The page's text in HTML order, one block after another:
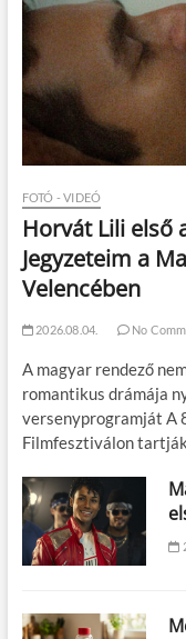
FOTÓ - VIDEÓ
Horvát Lili első
Jegyzeteim a
Velencében
2026.08.04. No
A magyar rendező
romantikus drámája
versenyprogramját A
Filmfesztiválon